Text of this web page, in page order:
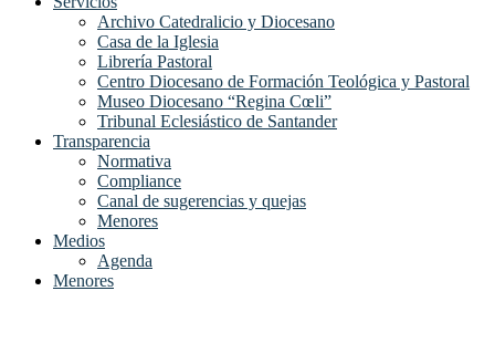
Archivo Catedralicio y Diocesano
Casa de la Iglesia
Librería Pastoral
Centro Diocesano de Formación Teológica y Pastoral
Museo Diocesano “Regina Cœli”
Tribunal Eclesiástico de Santander
Transparencia
Normativa
Compliance
Canal de sugerencias y quejas
Menores
Medios
Agenda
Menores